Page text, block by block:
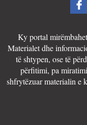
Ky portal
Materialet dhe
të shtypen, ose të
përfitimi, pa
shfrytëzuar materialin e